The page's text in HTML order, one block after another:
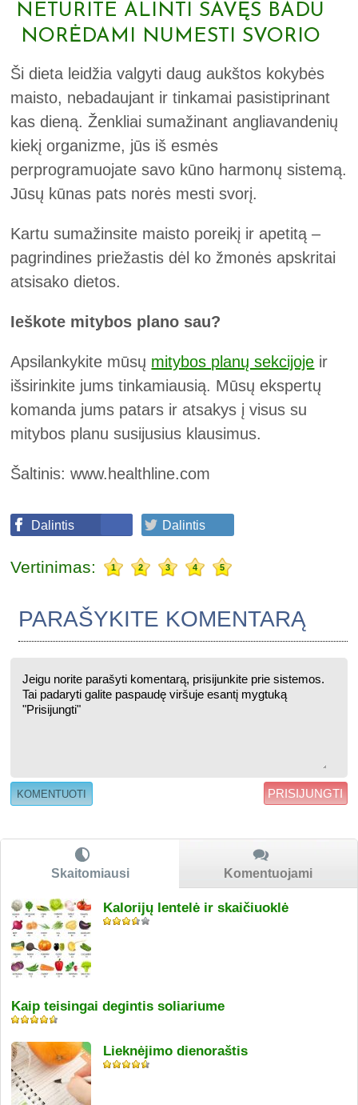
NETURITE ALINTI SAVĘS BADU
NORĖDAMI NUMESTI SVORIO
Ši dieta leidžia valgyti daug aukštos kokybės
maisto, nebadaujant ir tinkamai pasistiprinant
kas dieną. Ženkliai sumažinant angliavandenių
kiekį organizme, jūs iš esmės
perprogramuojate savo kūno harmonų sistemą.
Jūsų kūnas pats norės mesti svorį.
Kartu sumažinsite maisto poreikį ir apetitą –
pagrindines priežastis dėl ko žmonės apskritai
atsisako dietos.
Ieškote mitybos plano sau?
Apsilankykite mūsų mitybos planų sekcijoje ir
išsirinkite jums tinkamiausią. Mūsų ekspertų
komanda jums patars ir atsakys į visus su
mitybos planu susijusius klausimus.
Šaltinis:www.healthline.com
Dalintis Dalintis
Vertinimas: 1 2 3 4 5
PARAŠYKITE KOMENTARĄ
PRISIJUNGTI
Skaitomiausi Komentuojami
Kalorijų lentelė ir skaičiuoklė
Kaip teisingai degintis soliariume
Lieknėjimo dienoraštis